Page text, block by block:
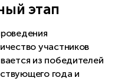
этап
участников
из победителей
года и